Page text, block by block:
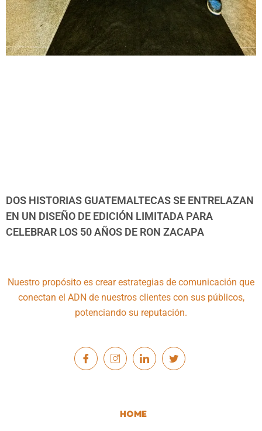
DOS HISTORIAS GUATEMALTECAS SE ENTRELAZAN
EN UN DISEÑO DE EDICIÓN LIMITADA PARA
CELEBRAR LOS 50 AÑOS DE RON ZACAPA
Nuestro propósito es crear estrategias de comunicación que
conectan el ADN de nuestros clientes con sus públicos,
potenciando su reputación.
HOME